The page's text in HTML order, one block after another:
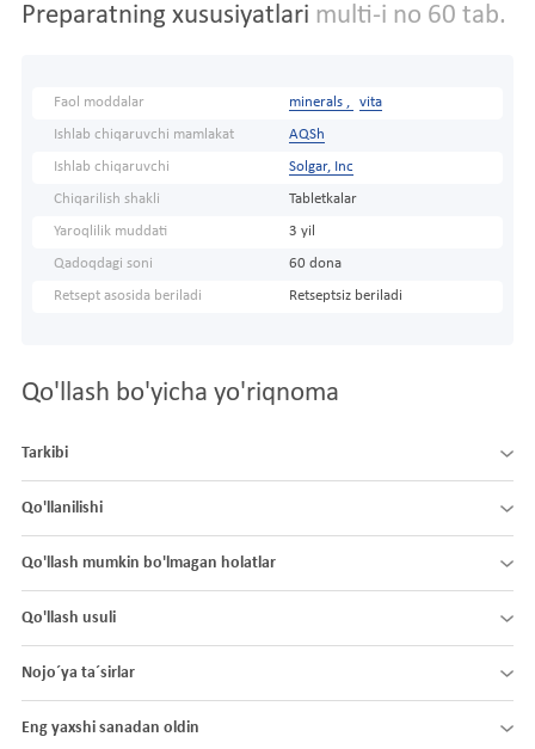
Preparatning xususiyatlari multi-i no 60 tab.
Faol moddalar minerals , vita
Ishlab chiqaruvchi mamlakat AQSh
Ishlab chiqaruvchi Solgar, Inc
Chiqarilish shakli Tabletkalar
Yaroqlilik muddati 3 yil
Qadoqdagi soni 60 dona
Retsept asosida beriladi Retseptsiz beriladi
Qo'llash bo'yicha yo'riqnoma
Tarkibi
Qo'llanilishi
Qo'llash mumkin bo'lmagan holatlar
Qo'llash usuli
Nojo´ya ta´sirlar
Eng yaxshi sanadan oldin